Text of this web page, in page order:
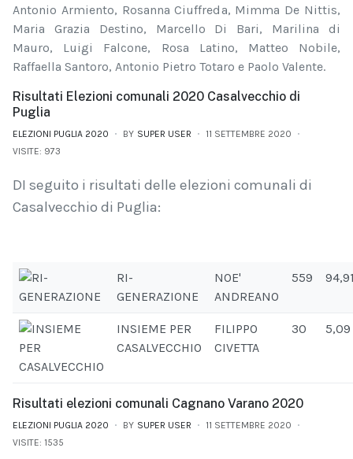
Antonio Armiento, Rosanna Ciuffreda, Mimma De Nittis,
Maria Grazia Destino, Marcello Di Bari, Marilina di
Mauro, Luigi Falcone, Rosa Latino, Matteo Nobile,
Raffaella Santoro, Antonio Pietro Totaro e Paolo Valente.
Risultati Elezioni comunali 2020 Casalvecchio di
Puglia
ELEZIONI PUGLIA 2020 BY SUPER USER
11 SETTEMBRE 2020
VISITE: 973
DI seguito i risultati delle elezioni comunali di
Casalvecchio di Puglia:
RI-
GENERAZIONE
NOE'
ANDREANO
559
INSIEME PER
CASALVECCHIO
FILIPPO
CIVETTA
30 5,09
Risultati elezioni comunali Cagnano Varano 2020
ELEZIONI PUGLIA 2020 BY SUPER USER
11 SETTEMBRE 2020
VISITE: 1535